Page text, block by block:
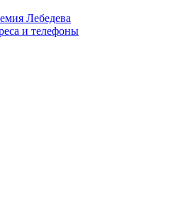
Лебедева
и телефоны